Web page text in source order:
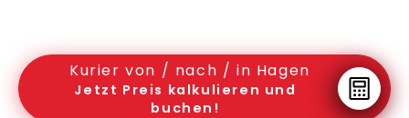
Kurier von / nach / in Hagen
Jetzt Preis kalkulieren und
buchen!